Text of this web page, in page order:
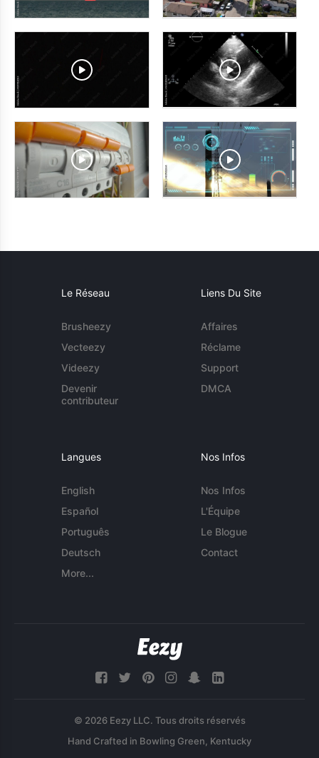
Le Réseau
Brusheezy
Vecteezy
Videezy
Devenir
contributeur
Liens Du Site
Affaires
Réclame
Support
DMCA
Langues
English
Español
Português
Deutsch
More...
Nos Infos
Nos Infos
L'Équipe
Le Blogue
Contact
© 2026 Eezy LLC. Tous droits réservés